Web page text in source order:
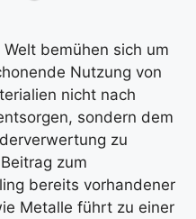
bemühen sich um
Nutzung von
nicht nach
sondern dem
zu
zum
bereits vorhandener
Metalle führt zu einer